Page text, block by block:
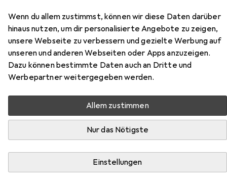
Wenn du allem zustimmst, können wir diese Daten darüber
hinaus nutzen, um dir personalisierte Angebote zu zeigen,
unsere Webseite zu verbessern und gezielte Werbung auf
unseren und anderen Webseiten oder Apps anzuzeigen.
Dazu können bestimmte Daten auch an Dritte und
Werbepartner weitergegeben werden.
Allem zustimmen
Nur das Nötigste
Einstellungen
PRODUKTTEST 26 12
Fitbit Charge 6: Alles nur so
mittelmässig
Lorenz Keller
Primär Sporttracker, aber auch ein
bisschen Smartwatch: Im Test
überzeugt die Fitbit Charge 6 in vielen